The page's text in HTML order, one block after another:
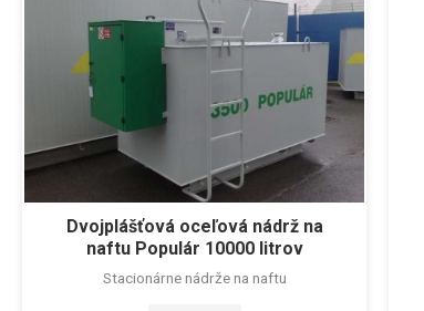
Dvojplášťová oceľová nádrž na
naftu Populár 10000 litrov
Stacionárne nádrže na naftu